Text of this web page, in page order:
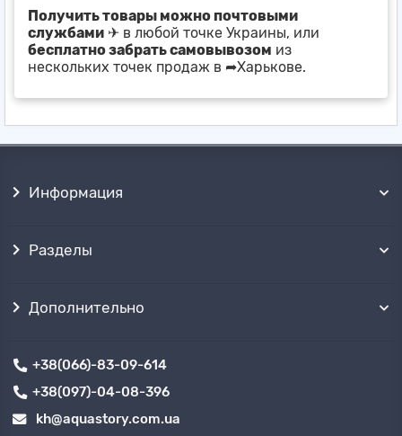
Получить товары можно почтовыми
службами ✈ в любой точке Украины, или
бесплатно забрать самовывозом из
нескольких точек продаж в ➦Харькове.
Информация
Разделы
Дополнительно
+38(066)-83-09-614
+38(097)-04-08-396
kh@aquastory.com.ua